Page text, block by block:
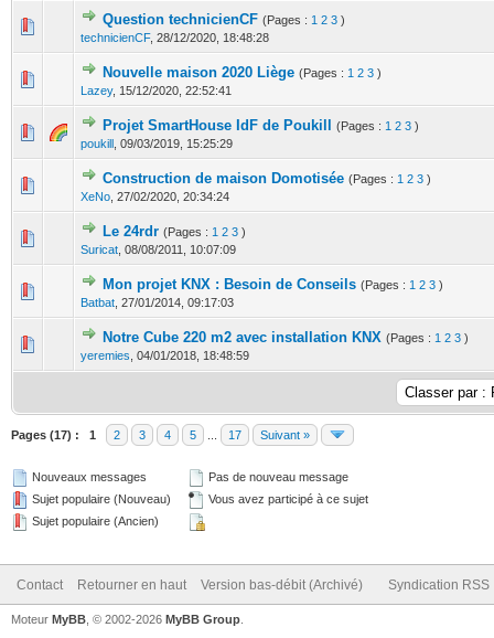
Question technicienCF (Pages : 1 2 3 )
technicienCF, 28/12/2020, 18:48:28
0 Votes - 0 sur 5 en moyenne
1234 5
Nouvelle maison 2020 Liège (Pages : 1 2 3 )
Lazey, 15/12/2020, 22:52:41
0 Votes - 0 sur 5 en moyenne
1234 5
Projet SmartHouse IdF de Poukill (Pages : 1 2 3 )
poukill 09/03/2019, 15:25:29
0 Votes - 0 sur 5 en moyenne
1234 5
Construction de maison Domotisée (Pages : 1 2 3 )
XeNo 27/02/2020, 20:34:24
0 Votes - 0 sur 5 en moyenne
12345
Le 24rdr (Pages : 1 2 3 )
Suricat 08/08/2011, 10:07:09
1 Votes - 5 sur 5 en moyenne
1 23
Mon projet KNX : Besoin de Conseils (Pages : 1 2 3 )
Batbat 27/01/2014, 09:17:03
0 Votes - 0 sur 5 en moyenne
12345
Notre Cube 220 m2 avec installation KNX (Pages : 1 2 3 )
yeremies 04/01/2018, 18:48:59
0 Votes - 0 sur 5 en moyenne
12345
Pages (17) : 1 2 3 4 5 17 Suivant »
Nouveaux messages
Sujet populaire (Nouveau)
Sujet populaire (Ancien)
Pas de nouveau message
Vous avez participé à ce sujet
Contact Retourner en haut Version bas-débit (Archivé) Syndication RSS
Moteur MyBB , © 2002-2026 MyBB Group